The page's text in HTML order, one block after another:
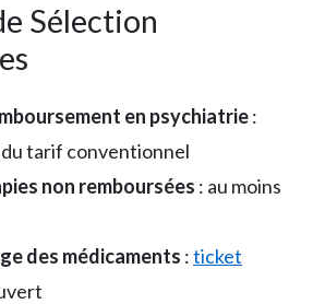
Sélection
en psychiatrie:
tarif conventionnel
non remboursées : au moins
des médicaments :ticket